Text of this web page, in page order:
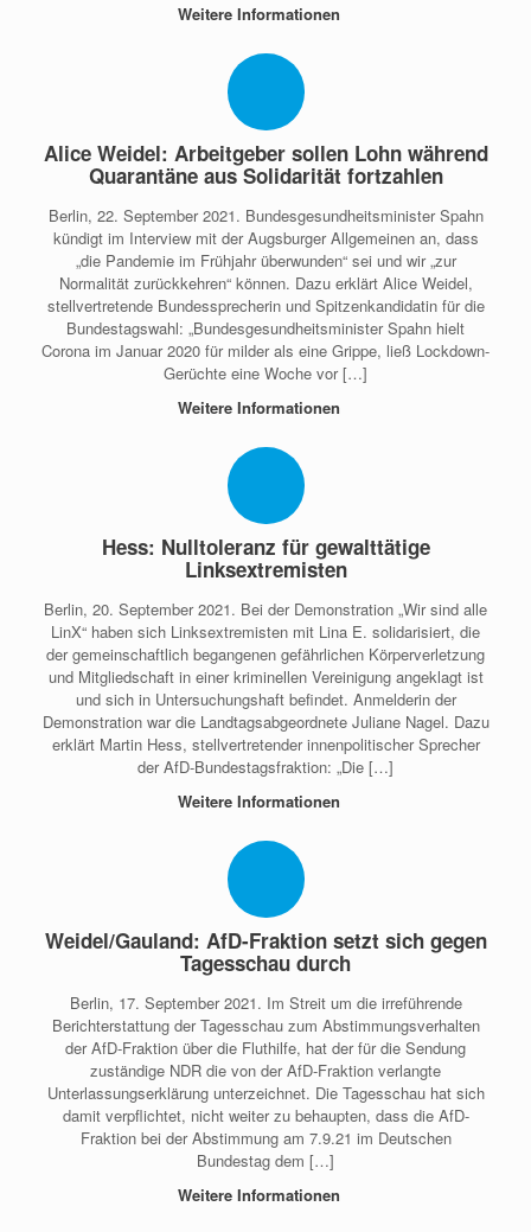
Weitere Informationen
Alice Weidel: Arbeitgeber sollen Lohn während
Quarantäne aus Solidarität fortzahlen
Berlin, 22. September 2021. Bundesgesundheitsminister Spahn
kündigt im Interview mit der Augsburger Allgemeinen an, dass
„die Pandemie im Frühjahr überwunden“ sei und wir „zur
Normalität zurückkehren“ können. Dazu erklärt Alice Weidel,
stellvertretende Bundessprecherin und Spitzenkandidatin für die
Bundestagswahl: „Bundesgesundheitsminister Spahn hielt
Corona im Januar 2020 für milder als eine Grippe, ließ Lockdown-
Gerüchte eine Woche vor […]
Weitere Informationen
Hess: Nulltoleranz für gewalttätige
Linksextremisten
Berlin, 20. September 2021. Bei der Demonstration „Wir sind alle
LinX“ haben sich Linksextremisten mit Lina E. solidarisiert, die
der gemeinschaftlich begangenen gefährlichen Körperverletzung
und Mitgliedschaft in einer kriminellen Vereinigung angeklagt ist
und sich in Untersuchungshaft befindet. Anmelderin der
Demonstration war die Landtagsabgeordnete Juliane Nagel. Dazu
erklärt Martin Hess, stellvertretender innenpolitischer Sprecher
der AfD-Bundestagsfraktion: „Die […]
Weitere Informationen
Weidel/Gauland: AfD-Fraktion setzt sich gegen
Tagesschau durch
Berlin, 17. September 2021. Im Streit um die irreführende
Berichterstattung der Tagesschau zum Abstimmungsverhalten
der AfD-Fraktion über die Fluthilfe, hat der für die Sendung
zuständige NDR die von der AfD-Fraktion verlangte
Unterlassungserklärung unterzeichnet. Die Tagesschau hat sich
damit verpflichtet, nicht weiter zu behaupten, dass die AfD-
Fraktion bei der Abstimmung am 7.9.21 im Deutschen
Bundestag dem […]
Weitere Informationen